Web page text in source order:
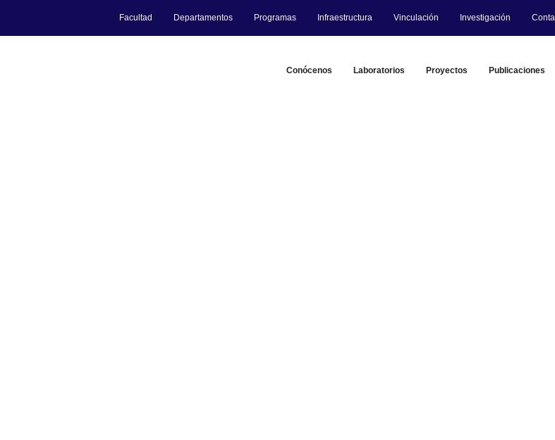
Facultad Departamentos Programas Infraestructura Vinculación Investigación
Conócenos Laboratorios Proyectos Publicaciones